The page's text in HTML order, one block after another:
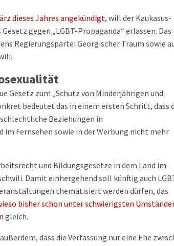
dieses Jahres angekündigt, will der Kaukasus-
Gesetz gegen „LGBT-Propaganda“ erlassen. Das
Regierungspartei Georgischer Traum sowie
Gesetz zum „Schutz von Minderjährigen und
bedeutet das in einem ersten Schritt, dass
Beziehungen in
Fernsehen sowie in der Werbung nicht mehr
und Bildungsgesetze in dem Land im
Damit einhergehend soll künftig auch
thematisiert werden dürfen, das
bisher schon unter schwierigsten
gleich.
dass die Verfassung nur eine Ehe